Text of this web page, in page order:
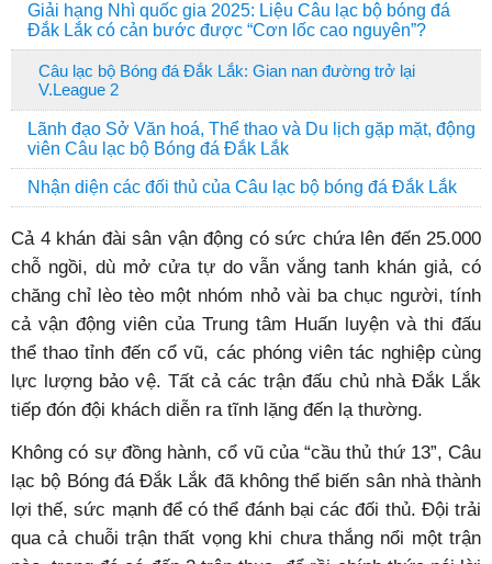
Giải hạng Nhì quốc gia 2025: Liệu Câu lạc bộ bóng đá
Đắk Lắk có cản bước được “Cơn lốc cao nguyên”?
Câu lạc bộ Bóng đá Đắk Lắk: Gian nan đường trở lại
V.League 2
Lãnh đạo Sở Văn hoá, Thể thao và Du lịch gặp mặt, động
viên Câu lạc bộ Bóng đá Đắk Lắk
Nhận diện các đối thủ của Câu lạc bộ bóng đá Đắk Lắk
Cả 4 khán đài sân vận động có sức chứa lên đến 25.000
chỗ ngồi, dù mở cửa tự do vẫn vắng tanh khán giả, có
chăng chỉ lèo tèo một nhóm nhỏ vài ba chục người, tính
cả vận động viên của Trung tâm Huấn luyện và thi đấu
thể thao tỉnh đến cổ vũ, các phóng viên tác nghiệp cùng
lực lượng bảo vệ. Tất cả các trận đấu chủ nhà Đắk Lắk
tiếp đón đội khách diễn ra tĩnh lặng đến lạ thường.
Không có sự đồng hành, cổ vũ của “cầu thủ thứ 13”, Câu
lạc bộ Bóng đá Đắk Lắk đã không thể biến sân nhà thành
lợi thế, sức mạnh để có thể đánh bại các đối thủ. Đội trải
qua cả chuỗi trận thất vọng khi chưa thắng nổi một trận